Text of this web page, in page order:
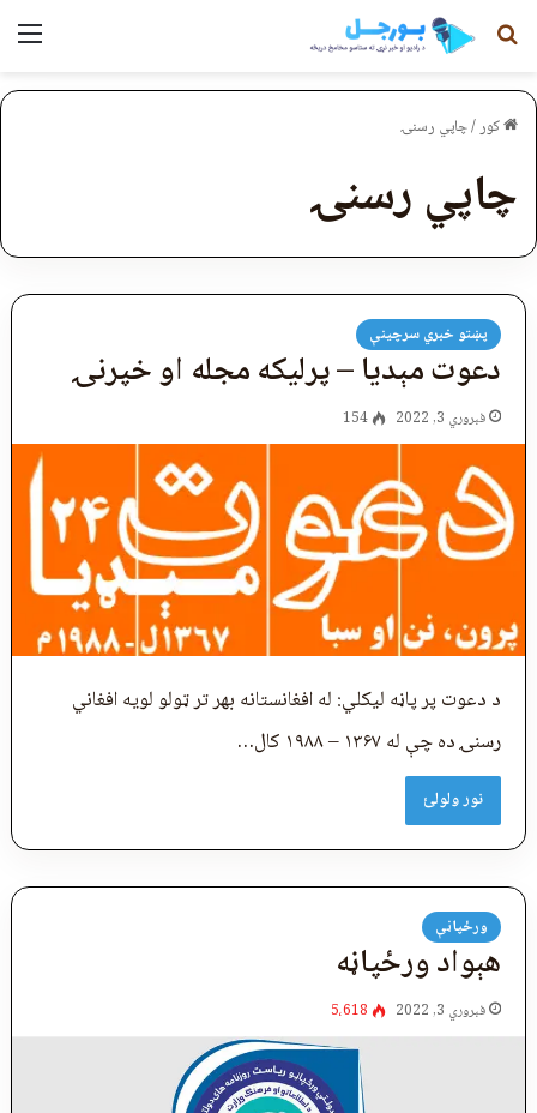
لټون
کور/چاپي رسنۍ
چاپي رسنۍ
پښتو خبري سرچينې
دعوت مېدیا – پرلیکه مجله او خپرنۍ
فبروري 3, 2022 154
د دعوت پر پاڼه لیکلي: له افغانستانه بهر تر ټولو لویه افغاني
رسنۍ ده چې له ۱۳۶۷ – ۱۹۸۸ کال…
نور ولولئ
ورځپاڼې
هېواد ورځپاڼه
فبروري 3, 2022 5،618